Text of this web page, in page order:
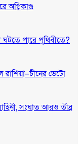
অগ্নিকাণ্ড
ঘটতে পারে পৃথিবীতে?
রাশিয়া–চীনের ভেটো
সংঘাত আরও তীব্র